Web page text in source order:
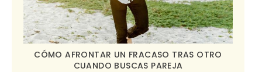
CÓMO AFRONTAR UN FRACASO TRAS OTRO
CUANDO BUSCAS PAREJA